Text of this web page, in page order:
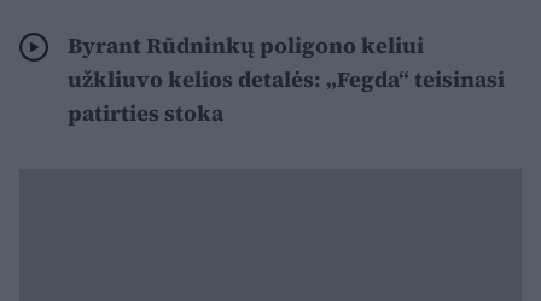
Byrant Rūdninkų poligono keliui
užkliuvo kelios detalės: „Fegda“ teisinasi
patirties stoka